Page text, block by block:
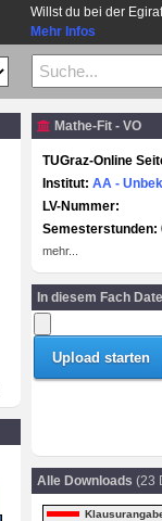
Willst du bei der
Mehr Infos
Mathe-Fit - VO
TUGraz-Online
Institut: AA -
LV-Nummer:
Semesterstunden:
mehr...
In diesem Fach
Alle Downloads (23